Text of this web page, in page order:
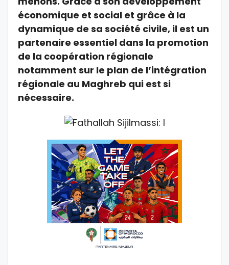
économique et social et grâce à la
dynamique de sa société civile, il est un
partenaire essentiel dans la promotion
de la coopération régionale
notamment sur le plan de l’intégration
régionale au Maghreb qui est si
nécessaire.